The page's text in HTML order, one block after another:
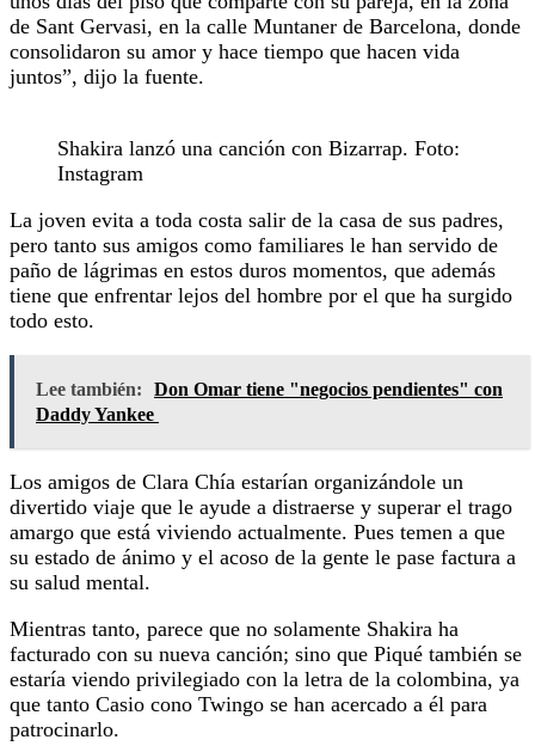
de Sant Gervasi, en la calle Muntaner de Barcelona, donde
consolidaron su amor y hace tiempo que hacen vida
juntos”, dijo la fuente.
Shakira lanzó una canción con Bizarrap. Foto:
Instagram
La joven evita a toda costa salir de la casa de sus padres,
pero tanto sus amigos como familiares le han servido de
paño de lágrimas en estos duros momentos, que además
tiene que enfrentar lejos del hombre por el que ha surgido
todo esto.
Lee también:
Don Omar tiene "negocios pendientes" con
Daddy Yankee
Los amigos de Clara Chía estarían organizándole un
divertido viaje que le ayude a distraerse y superar el trago
amargo que está viviendo actualmente. Pues temen a que
su estado de ánimo y el acoso de la gente le pase factura a
su salud mental.
Mientras tanto, parece que no solamente Shakira ha
facturado con su nueva canción; sino que Piqué también se
estaría viendo privilegiado con la letra de la colombina, ya
que tanto Casio cono Twingo se han acercado a él para
patrocinarlo.